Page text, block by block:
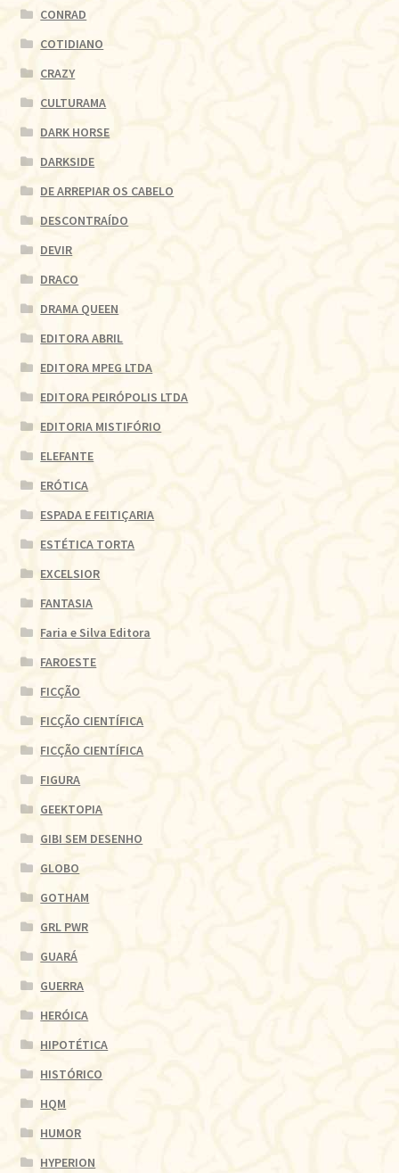
CONRAD
COTIDIANO
CRAZY
CULTURAMA
DARK HORSE
DARKSIDE
DE ARREPIAR OS CABELO
DESCONTRAÍDO
DEVIR
DRACO
DRAMA QUEEN
EDITORA ABRIL
EDITORA MPEG LTDA
EDITORA PEIRÓPOLIS LTDA
EDITORIA MISTIFÓRIO
ELEFANTE
ERÓTICA
ESPADA E FEITIÇARIA
ESTÉTICA TORTA
EXCELSIOR
FANTASIA
Faria e Silva Editora
FAROESTE
FICÇÃO
FICÇÃO CIENTÍFICA
FICÇÃO CIENTÍFICA
FIGURA
GEEKTOPIA
GIBI SEM DESENHO
GLOBO
GOTHAM
GRL PWR
GUARÁ
GUERRA
HERÓICA
HIPOTÉTICA
HISTÓRICO
HQM
HUMOR
HYPERION